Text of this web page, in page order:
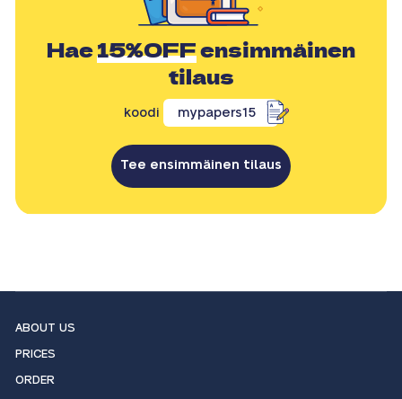
Hae15%OFFensimmäinen
tilaus
koodi mypapers15
Tee ensimmäinen tilaus
ABOUT US
PRICES
ORDER